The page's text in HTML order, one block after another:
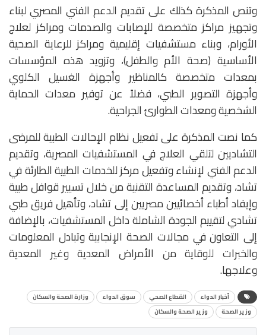
وتنص المذكرة كذلك على تقديم الدعم الفني المصري لبناء
وتجهيز مراكز متخصصة للإصابات والصدمات ومراكز لعلاج
الأورام، وبناء مستشفيات إقليمية ومراكز للرعاية الصحية
الأساسية (صحة الأم والطفل)، وتزويد هذه المؤسسات
بمعدات متخصصة كالمناظير وأجهزة الغسيل الكلوي
وأجهزة التصوير الطبي، فضلاً عن توفير معدات الحماية
الشخصية ومعدات الطوارئ الجراحية.
كما نصت المذكرة على تفعيل نظام الإحالات الطبية للمرضى
التشاديين لتلقي العلاج في المستشفيات المصرية، وتقديم
الدعم الفني لإنشاء وتفعيل مركز للخدمات الطبية الطارئة في
تشاد، وتقديم المساعدة التقنية من خلال تسيير قوافل طبية
وإيفاد أطباء أخصائيين مصريين إلى تشاد، وتأهيل فريق طبي
تشادي لتقييم الجودة الشاملة داخل المستشفيات، بالإضافة
إلى التعاون في مجالات الصحة الإنجابية وتبادل المعلومات
والخبرات للوقاية من الأمراض المعدية وغير المعدية
وعلاجها.
أخبار الدواء القطاع الصحي سوق الدواء
وزارة الصحة والسكان
وزير الصحة
وزير الصحة والسكان